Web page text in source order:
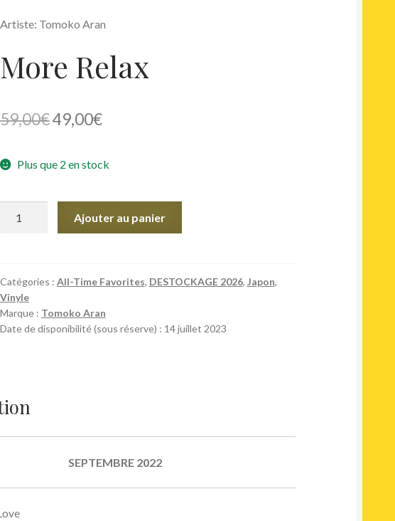
Artiste: Tomoko Aran
More Relax
59,00€Le
initial
59,00€.
49,00€Le
actuel
49,00€.
Plus que 2 en stock
Ajouter au panier
Catégories : All-Time Favorites, DESTOCKAGE 2026, Japon,
Vinyle
Marque : Tomoko Aran
Date de disponibilité (sous réserve) : 14 juillet 2023
SEPTEMBRE 2022